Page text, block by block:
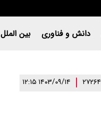
دانش و فناوری بین الملل
۱۴۰۳/۰۹/۱۴ ۱۲:۱۵